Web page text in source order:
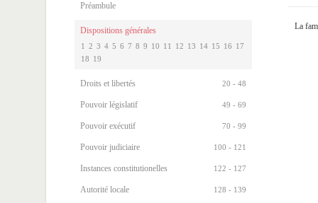
Préambule
Dispositions générales
1 2 3 4 5 6 7 8 9 10 11 12 13 14 15 16 17
18 19
20 - 48
Droits et libertés
49 - 69
Pouvoir législatif
70 - 99
Pouvoir exécutif
100 - 121
Pouvoir judiciaire
122 - 127
Instances constitutionelles
128 - 139
Autorité locale
La